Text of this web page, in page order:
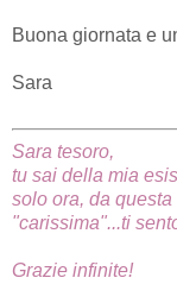
Buona giornata e
Sara
Sara tesoro,
tu sai della mia
solo ora, da questa
"carissima"...ti
Grazie infinite!